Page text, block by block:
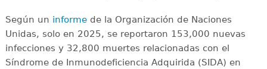
Según un informede la Organización de Naciones
Unidas, solo en 2025, se reportaron 153,000 nuevas
infecciones y 32,800 muertes relacionadas con el
Síndrome de Inmunodeficiencia Adquirida (SIDA) en